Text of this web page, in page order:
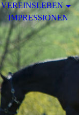
VEREINSLEBEN
IMPRESSIONEN